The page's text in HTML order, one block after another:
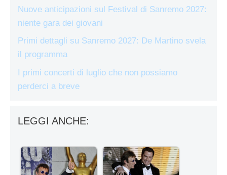
Nuove anticipazioni sul Festival di Sanremo 2027:
niente gara dei giovani
Primi dettagli su Sanremo 2027: De Martino svela
il programma
I primi concerti di luglio che non possiamo
perderci a breve
LEGGI ANCHE: